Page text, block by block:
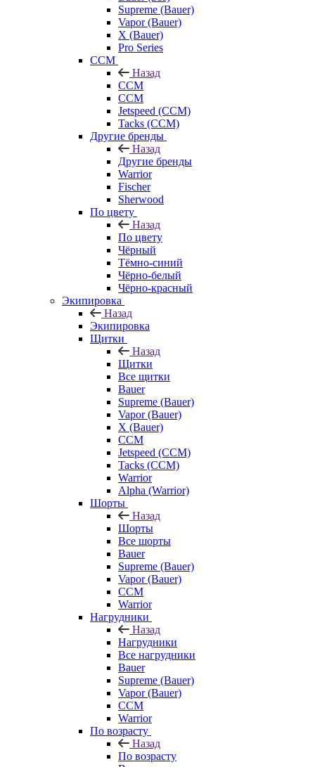
Supreme (Bauer)
Vapor (Bauer)
X (Bauer)
Pro Series
CCM
Назад
CCM
CCM
Jetspeed (CCM)
Tacks (CCM)
Другие бренды
Назад
Другие бренды
Warrior
Fischer
Sherwood
По цвету
Назад
По цвету
Чёрный
Тёмно-синий
Чёрно-белый
Чёрно-красный
Экипировка
Назад
Экипировка
Щитки
Назад
Щитки
Все щитки
Bauer
Supreme (Bauer)
Vapor (Bauer)
X (Bauer)
CCM
Jetspeed (CCM)
Tacks (CCM)
Warrior
Alpha (Warrior)
Шорты
Назад
Шорты
Все шорты
Bauer
Supreme (Bauer)
Vapor (Bauer)
CCM
Warrior
Нагрудники
Назад
Нагрудники
Все нагрудники
Bauer
Supreme (Bauer)
Vapor (Bauer)
CCM
Warrior
По возрасту
Назад
По возрасту